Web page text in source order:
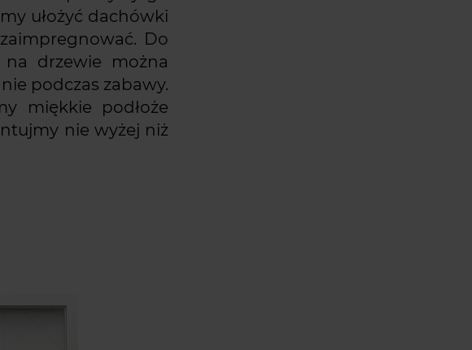
ułożyć dachówki
Do
drzewie można
podczas zabawy.
miękkie podłoże
nie wyżej niż